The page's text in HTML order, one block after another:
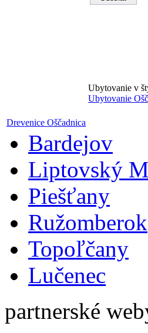
Drevenice Oščadnica
Ubytovanie v
Ubytovanie
Bardejov
Liptovský
Piešťany
Ružomberok
Topoľčany
Lučenec
partnerské